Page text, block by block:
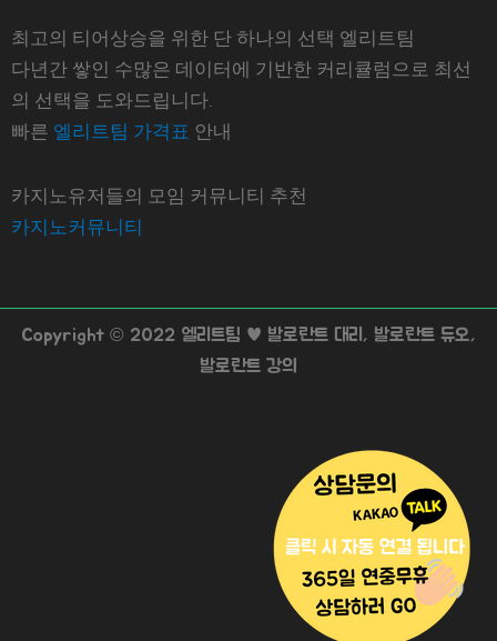
최고의 티어상승을 위한 단 하나의 선택 엘리트팀
다년간 쌓인 수많은 데이터에 기반한 커리큘럼으로 최선
의 선택을 도와드립니다.
빠른 엘리트팀 가격표 안내
카지노유저들의 모임 커뮤니티 추천
카지노커뮤니티
Copyright © 2022 엘리트팀 ♥ 발로란트 대리, 발로란트 듀오,
발로란트 강의